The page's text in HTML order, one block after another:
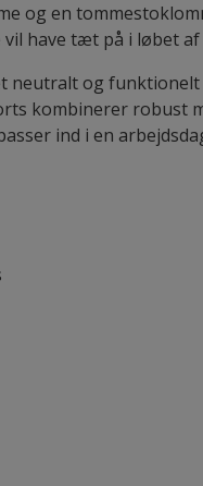
og en
have tæt på i løbet af
neutralt og
kombinerer robust
ind i en